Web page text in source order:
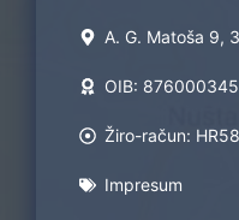
A. G. Matoša 9,
OIB:
Žiro-račun:
Impresum